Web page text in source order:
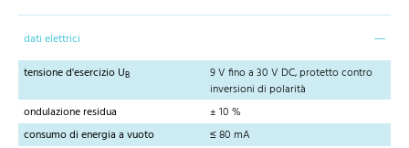
dati elettrici
tensione d'esercizio UB
9 V fino a 30 V DC, protetto contro
inversioni di polarità
ondulazione residua
± 10 %
consumo di energia a vuoto
≤ 80 mA